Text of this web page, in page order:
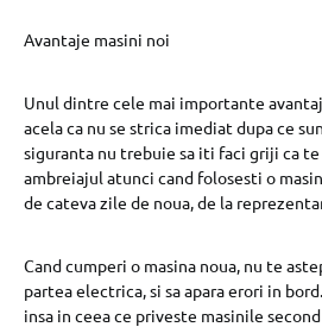
Avantaje masini noi
Unul dintre cele mai importante
acela ca nu se strica imediat dupa ce
siguranta nu trebuie sa iti faci griji ca te
ambreiajul atunci cand folosesti o
de cateva zile de noua, de la
Cand cumperi o masina noua, nu te
partea electrica, si sa apara erori in
insa in ceea ce priveste masinile